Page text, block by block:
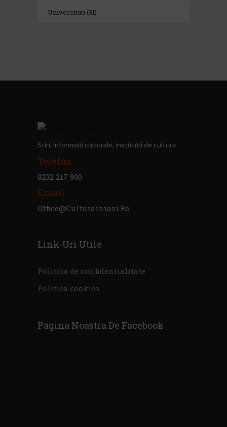
Universitati (31)
Stiri, informatii culturale, institutii de cultura
Telefon
0232 217 900
Email
Office@culturainiasi.ro
Link-Uri Utile
Politica de confidentialitate
Politica cookies
Pagina Noastra De Facebook